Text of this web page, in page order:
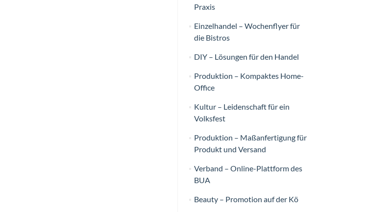
Praxis
Einzelhandel – Wochenflyer für
die Bistros
DIY – Lösungen für den Handel
Produktion – Kompaktes Home-
Office
Kultur – Leidenschaft für ein
Volksfest
Produktion – Maßanfertigung für
Produkt und Versand
Verband – Online-Plattform des
BUA
Beauty – Promotion auf der Kö